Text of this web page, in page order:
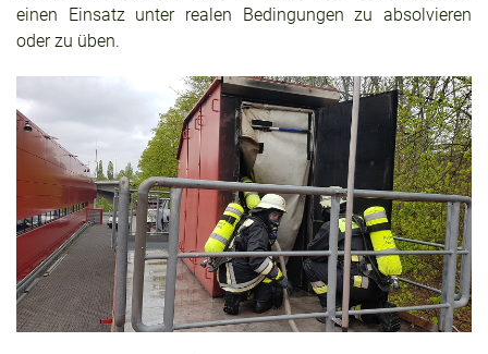
einen Einsatz unter realen Bedingungen zu absolvieren
oder zu üben.